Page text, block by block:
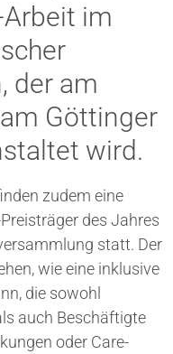
Arbeit im
der am
Göttinger
wird.
zudem eine
des Jahres
statt. Der
wie eine inklusive
die sowohl
auch Beschäftigte
oder Care-